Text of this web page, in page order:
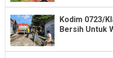
Kodim 0723/
Bersih Untuk